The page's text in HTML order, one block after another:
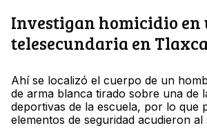
Investigan homicidio en
telesecundaria en
Ahí se localizó el cuerpo de un
de arma blanca tirado sobre una de
deportivas de la escuela, por lo que
elementos de seguridad acudieron al